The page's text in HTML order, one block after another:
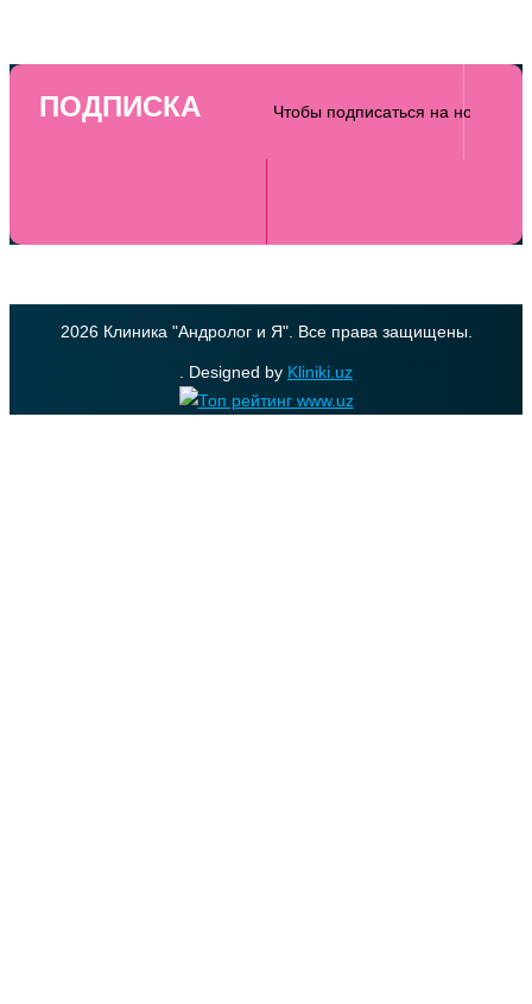
ПОДПИСКА
2026 Клиника "Андролог и Я". Все права защищены.
. Designed by Kliniki.uz